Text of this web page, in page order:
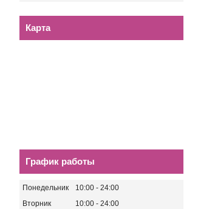
Карта
График работы
Понедельник 10:00
24:00
Вторник
10:00
24:00